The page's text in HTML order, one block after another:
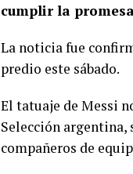
cumplir la
La noticia fue
predio este sábado.
El tatuaje de Messi
Selección argentina,
compañeros de